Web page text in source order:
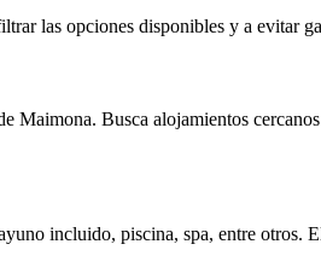
las opciones disponibles y a evitar
Busca alojamientos
incluido, piscina, spa, entre otros.